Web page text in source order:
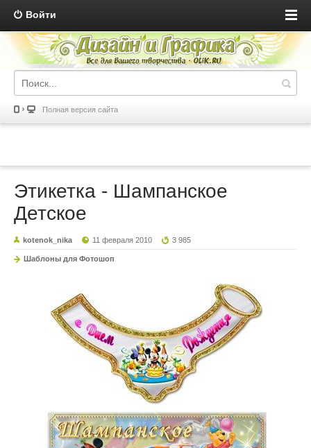
Войти
Полная версия сайта
Этикетка - Шампанское
Детское
kotenok_nika 11 февраля 2010 3 985
Шаблоны для Фотошоп